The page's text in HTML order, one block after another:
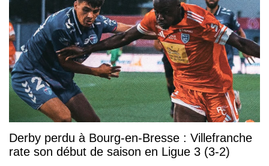
Derby perdu à Bourg-en-Bresse : Villefranche
rate son début de saison en Ligue 3 (3-2)